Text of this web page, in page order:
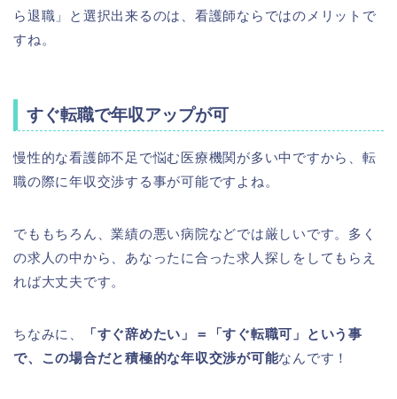
ら退職」と選択出来るのは、看護師ならではのメリットで
すね。
すぐ転職で年収アップが可
慢性的な看護師不足で悩む医療機関が多い中ですから、転
職の際に年収交渉する事が可能ですよね。
でももちろん、業績の悪い病院などでは厳しいです。多く
の求人の中から、あなったに合った求人探しをしてもらえ
れば大丈夫です。
ちなみに、
「すぐ辞めたい」＝「すぐ転職可」という事
で、この場合だと積極的な年収交渉が可能なんです！